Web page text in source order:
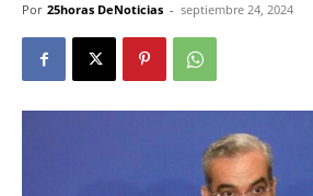
Por 25horas DeNoticias - septiembre 24, 2024